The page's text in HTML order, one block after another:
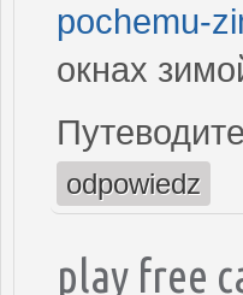
pochemu-
окнах
odpowiedz
play free